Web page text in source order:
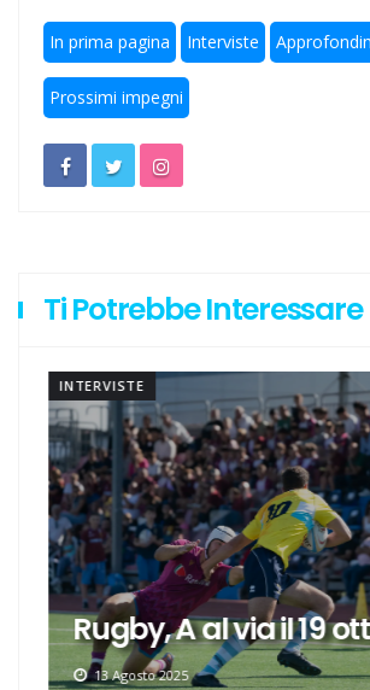
In prima pagina Interviste
Prossimi impegni
Ti Potrebbe Interessare
INTERVISTE
Rugby, A al via il 19
13 Agosto 2025